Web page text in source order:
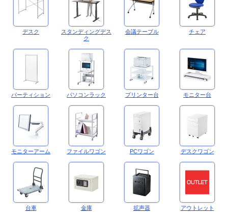
デスク
スタンディングデス
ク
会議テーブル チェア
パーティション パソコンラック プリンター台 モニター台
モニターアーム ファイルワゴン PCワゴン デスクワゴン
台車 金庫 拡声器 アウトレット